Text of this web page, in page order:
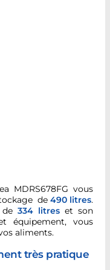
MDRS678FG vous
de 490 litres.
334 litres et son
équipement, vous
aliments.
très pratique